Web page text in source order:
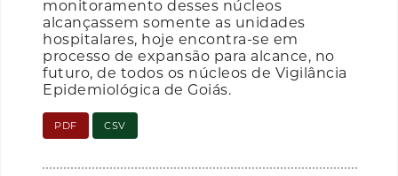
monitoramento desses núcleos
alcançassem somente as unidades
hospitalares, hoje encontra-se em
processo de expansão para alcance, no
futuro, de todos os núcleos de Vigilância
Epidemiológica de Goiás.
PDF CSV